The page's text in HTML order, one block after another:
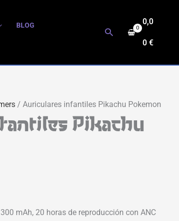
BLOG
Buscar
0,0
0€
/ Auriculares infantiles Pikachu Pokemon
Pikachu
mAh, 20 horas de reproducción con ANC